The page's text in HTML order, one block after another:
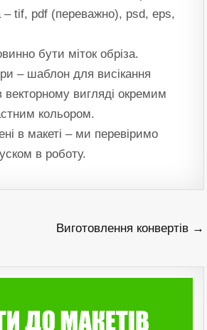
– tif, pdf (переважно), psd, eps,
бути міток обріза.
– шаблон для висікання
векторному вигляді окремим
кольором.
в макеті – ми перевіримо
в роботу.
Виготовлення конвертів →